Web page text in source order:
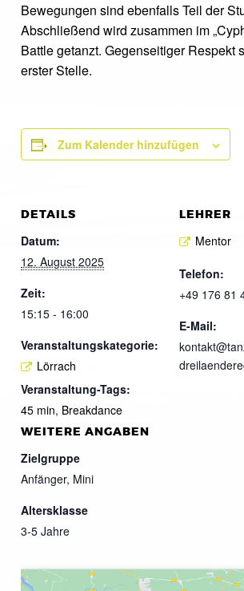
Bewegungen sind ebenfalls Teil der
Abschließend wird zusammen im
Battle getanzt. Gegenseitiger Respekt
erster Stelle.
Zum Kalender hinzufügen
DETAILS
Datum:
12. August 2025
Zeit:
15:15 - 16:00
Veranstaltungskategorie:
Lörrach
Veranstaltung-Tags:
45 min, Breakdance
LEHRER
Mentor
Telefon:
+49 176 81
E-Mail:
WEITERE ANGABEN
Zielgruppe
Anfänger, Mini
Altersklasse
3-5 Jahre